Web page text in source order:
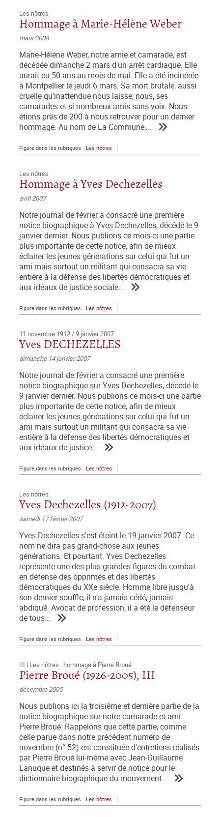
Les nôtres
Hommage à Marie-Hélène Weber
mars 2008
Marie-Hélène Weber, notre amie et camarade, est
décédée dimanche 2 mars d'un arrêt cardiaque. Elle
aurait eu 50 ans au mois de mai. Elle a été incinérée
à Montpellier le jeudi 6 mars. Sa mort brutale, aussi
cruelle qu'inattendue nous laisse, nous, ses
camarades et si nombreux amis sans voix. Nous
étions près de 200 à nous retrouver pour un dernier
hommage. Au nom de La Commune,...
Figure dans les rubriques Les nôtres
Les nôtres
Hommage à Yves Dechezelles
avril 2007
Notre journal de février a consacré une première
notice biographique à Yves Dechezelles, décédé le 9
janvier dernier. Nous publions ce mois-ci une partie
plus importante de cette notice, afin de mieux
éclairer les jeunes générations sur celui qui fut un
ami mais surtout un militant qui consacra sa vie
entière à la défense des libertés démocratiques et
aux idéaux de justice sociale...
Figure dans les rubriques Les nôtres
11 novembre 1912 / 9 janvier 2007
Yves DECHEZELLES
dimanche 14 janvier 2007
Notre journal de février a consacré une première
notice biographique sur Yves Dechezelles, décédé le
9 janvier dernier. Nous publions ce mois-ci une partie
plus importante de cette notice, afin de mieux
éclairer les jeunes générations sur celui qui fut un
ami mais surtout un militant qui consacra sa vie
entière à la défense des libertés démocratiques et
aux idéaux de justice...
Figure dans les rubriques Les nôtres
Les nôtres
Yves Dechezelles (1912-2007)
samedi 17 février 2007
Yves Dechezelles s'est éteint le 19 janvier 2007. Ce
nom ne dira pas grand-chose aux jeunes
générations. Et pourtant. Yves Dechezelles
représente une des plus grandes figures du combat
en défense des opprimés et des libertés
démocratiques du XXe siècle. Homme libre jusqu'à
son dernier souffle, il n'a jamais cédé, jamais
abdiqué. Avocat de profession, il a été le défenseur
de tous...
Figure dans les rubriques Les nôtres
III | Les nôtres : hommage à Pierre Broué
Pierre Broué (1926-2005), III
décembre 2005
Nous publions ici la troisième et dernière partie de la
notice biographique sur notre camarade et ami
Pierre Broué. Rappelons que cette partie, comme
celle parue dans notre précédent numéro de
novembre (n° 52) est constituée d'entretiens réalisés
par Pierre Broué lui-même avec Jean-Guillaume
Lanuque et destinés à servir de notice pour le
dictionnaire biographique du mouvement...
Figure dans les rubriques Les nôtres